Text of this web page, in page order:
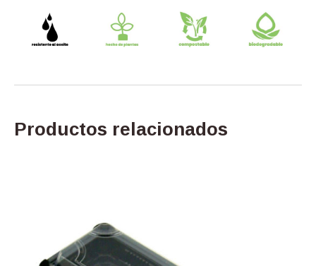
Productos relacionados